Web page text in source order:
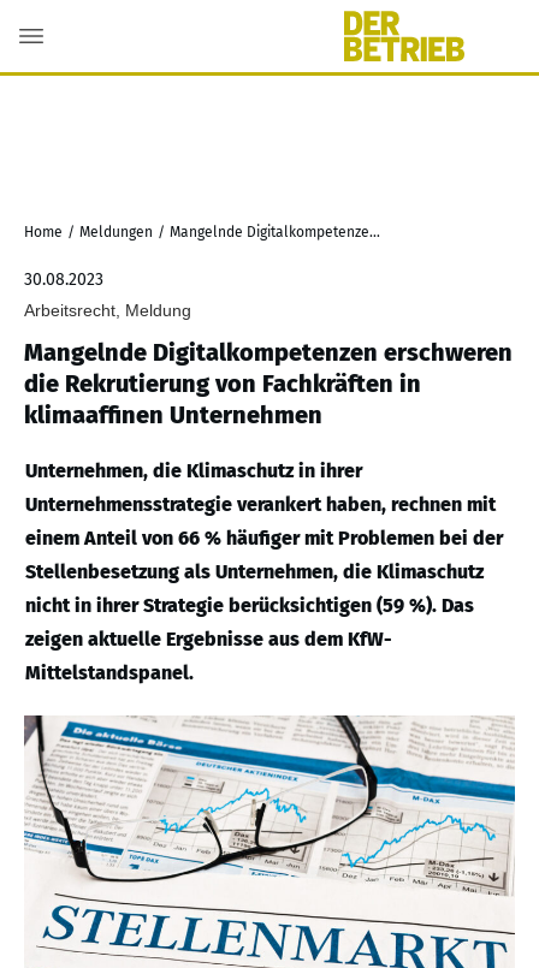
Home / Meldungen / Mangelnde Digitalkompetenzen erschweren die Rekrutierung von Fachkräften in klimaaffinen Unternehmen
30.08.2023
Arbeitsrecht, Meldung
Mangelnde Digitalkompetenzen erschweren
die Rekrutierung von Fachkräften in
klimaaffinen Unternehmen
Unternehmen, die Klimaschutz in ihrer
Unternehmensstrategie verankert haben, rechnen mit
einem Anteil von 66 % häufiger mit Problemen bei der
Stellenbesetzung als Unternehmen, die Klimaschutz
nicht in ihrer Strategie berücksichtigen (59 %). Das
zeigen aktuelle Ergebnisse aus dem KfW-
Mittelstandspanel.